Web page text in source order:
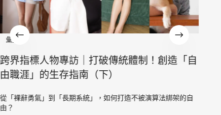
自
的自
跨界指標人物專訪｜打破傳統體制！創造「自
由職涯」的生存指南(上)
當傳統的職涯地圖失效，我們如何重新掌握人生主導權？